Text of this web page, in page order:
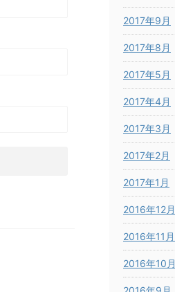
2017年9月
2017年8月
2017年5月
2017年4月
2017年3月
2017年2月
2017年1月
2016年12月
2016年11月
2016年10月